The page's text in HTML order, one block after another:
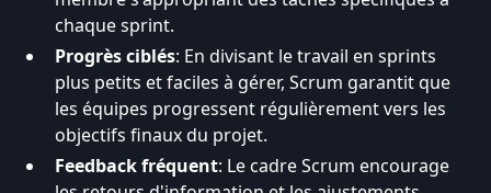
chaque sprint.
Progrès ciblés: En divisant le travail en sprints
plus petits et faciles à gérer, Scrum garantit que
les équipes progressent régulièrement vers les
objectifs finaux du projet.
Feedback fréquent: Le cadre Scrum encourage